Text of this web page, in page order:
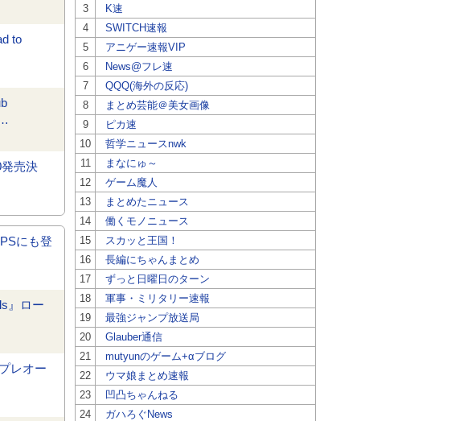
to
売決
にも登
』ロー
レオー
3
K速
4
SWITCH速報
5
アニゲー速報VIP
6
News@フレ速
7
QQQ(海外の反応)
8
まとめ芸能＠美女画像
9
ピカ速
10
哲学ニュースnwk
11
まなにゅ～
12
ゲーム魔人
13
まとめたニュース
14
働くモノニュース
15
スカッと王国！
16
長編にちゃんまとめ
17
ずっと日曜日のターン
18
軍事・ミリタリー速報
19
最強ジャンプ放送局
20
Glauber通信
21
mutyunのゲーム+αブログ
22
ウマ娘まとめ速報
23
凹凸ちゃんねる
24
ガハろぐNews